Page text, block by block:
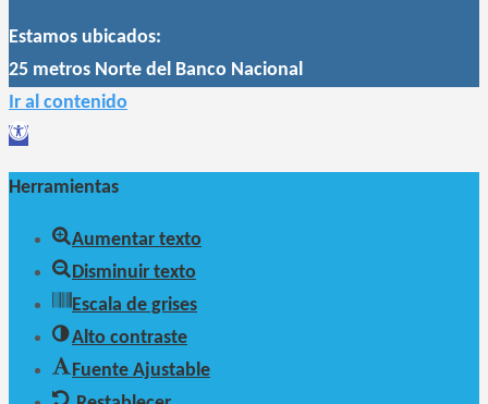
Estamos ubicados:
25 metros Norte del Banco Nacional
Ir al contenido
Abrir
de
herramientas
Herramientas
Aumentar texto
Disminuir texto
Escala de grises
Alto contraste
Fuente Ajustable